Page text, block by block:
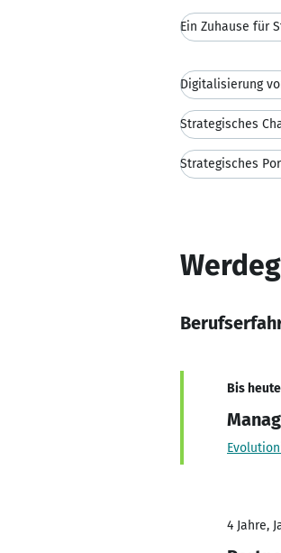
Ein Zuhause für
Digitalisierung
Strategisches
Strategisches
Bis heute
4 Jahre,